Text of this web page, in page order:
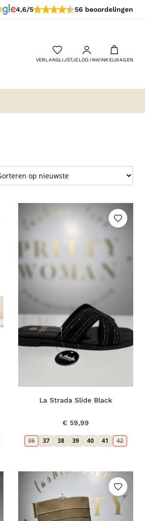
4,6/5 56 beoordelingen
VERLANGLIJSTJELOG INWINKELWAGEN
La Strada Slide Black
€ 59,99
36 37 38 39 40 41 42